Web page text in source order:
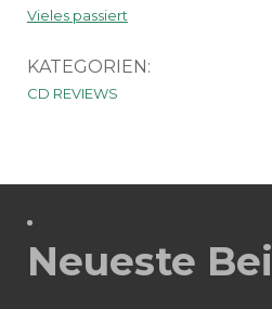
Vieles passiert
KATEGORIEN:
CD REVIEWS
Neueste